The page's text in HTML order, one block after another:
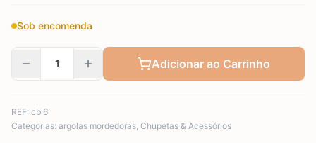
Sob encomenda
Adicionar ao Carrinho
REF: cb 6
Categorias: argolas mordedoras, Chupetas & Acessórios